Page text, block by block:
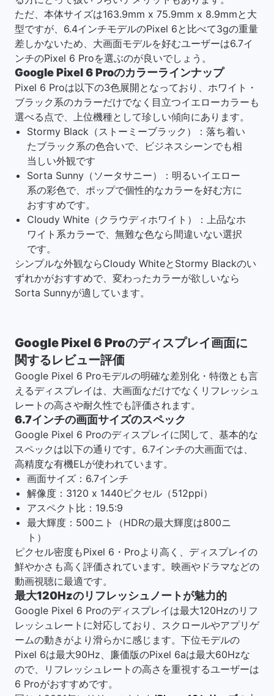
ただ、本体サイズは163.9mm x 75.9mm x 8.9mmと大
型ですが、6.4インチモデルのPixel 6と比べて3gの重量
差しかないため、大画面モデルを好むユーザーは6.7イ
ンチのPixel 6 Proを選ぶのが良いでしょう。
Google Pixel 6 Proのカラーラインナップ
Pixel 6 Proは以下の3色展開となっており、ホワイト・
ブラック系のカラーだけでなく目立つイエローカラーも
選べる点で、上位機種として珍しい傾向にあります。
Stormy Black（ストーミーブラック）：落ち着い
たブラック系の色合いで、ビジネスシーンでも相
当しい外観です
Sorta Sunny（ソータサニー）：明るいイエロー
系の彩色で、ポップで個性的なカラーを好む方に
おすすめです。
Cloudy White（クラウディホワイト）：上品なホ
ワイト系カラーで、無難な色なら間違いない選択
です。
シンプルな外観ならCloudy WhiteとStormy Blackのい
ずれかがおすすめで、変わったカラーが欲しいなら
Sorta Sunnyが適しています。
Google Pixel 6 Proのディスプレイ画面に
関するレビュー評価
Google Pixel 6 Proモデルの明確な差別化・特徴とも言
えるディスプレイは、大画面なだけでなくリフレッシュ
レートの高さや耐久性でも評価されます。
6.7インチの画面サイズのスペック
Google Pixel 6 Proのディスプレイに関して、基本的な
スペックは以下の通りです。6.7インチの大画面では、
高精度な有機ELが使われています。
画面サイズ：6.7インチ
解像度：3120 x 1440ピクセル（512ppi）
アスペクト比：19.5:9
最大輝度：500ニト（HDRの最大輝度は800ニ
ト）
ピクセル密度もPixel 6・Proより高く、ディスプレイの
鮮やかさも高く評価されています。映画やドラマなどの
動画視聴に最適です。
最大120Hzのリフレッシュノートが魅力的
Google Pixel 6 Proのディスプレイは最大120Hzのリフ
レッシュレートに対応しており、スクロールやアプリゲ
ームの動きがより滑らかに感じます。下位モデルの
Pixel 6は最大90Hz、廉価版のPixel 6aは最大60Hzな
ので、リフレッシュレートの高さを重視するユーザーは
6 Proがおすすめです。